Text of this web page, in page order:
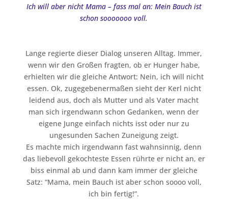
Ich will aber nicht Mama – fass mal an: Mein Bauch ist
schon sooooooo voll.
Lange regierte dieser Dialog unseren Alltag. Immer,
wenn wir den Großen fragten, ob er Hunger habe,
erhielten wir die gleiche Antwort: Nein, ich will nicht
essen. Ok, zugegebenermaßen sieht der Kerl nicht
leidend aus, doch als Mutter und als Vater macht
man sich irgendwann schon Gedanken, wenn der
eigene Junge einfach nichts isst oder nur zu
ungesunden Sachen Zuneigung zeigt.
Es machte mich irgendwann fast wahnsinnig, denn
das liebevoll gekochteste Essen rührte er nicht an, er
biss einmal ab und dann kam immer der gleiche
Satz: “Mama, mein Bauch ist aber schon soooo voll,
ich bin fertig!”.